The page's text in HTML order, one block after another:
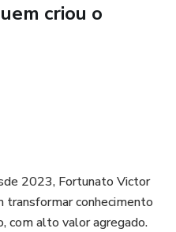
criou o
2023, Fortunato Victor
transformar conhecimento
com alto valor agregado.